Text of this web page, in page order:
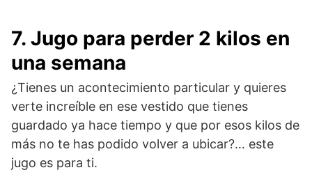
7. Jugo para perder 2 kilos en
una semana
¿Tienes un acontecimiento particular y quieres
verte increíble en ese vestido que tienes
guardado ya hace tiempo y que por esos kilos de
más no te has podido volver a ubicar?… este
jugo es para ti.